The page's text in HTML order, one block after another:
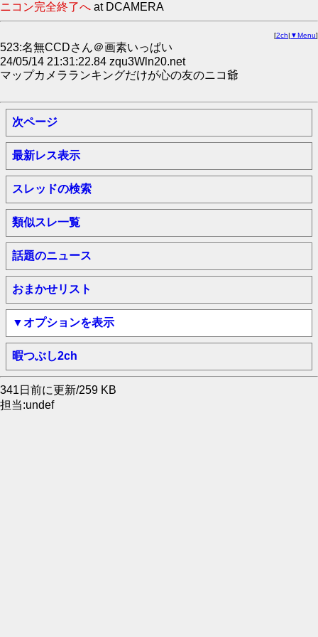
ニコン完全終了へ at DCAMERA
[2ch| ▼Menu]
523:名無CCDさん＠画素いっぱい
24/05/14 21:31:22.84 zqu3Wln20.net
マップカメラランキングだけが心の友のニコ爺
次ページ
最新レス表示
スレッドの検索
類似スレ一覧
話題のニュース
おまかせリスト
▼オプションを表示
暇つぶし2ch
341日前に更新/259 KB
担当:undef